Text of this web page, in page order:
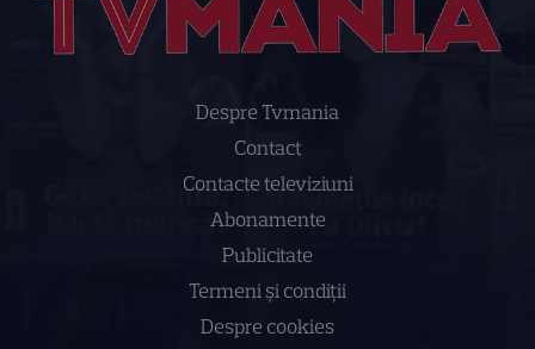
Despre Tvmania
Contact
Contacte televiziuni
Abonamente
Publicitate
Termeni și condiții
Despre cookies